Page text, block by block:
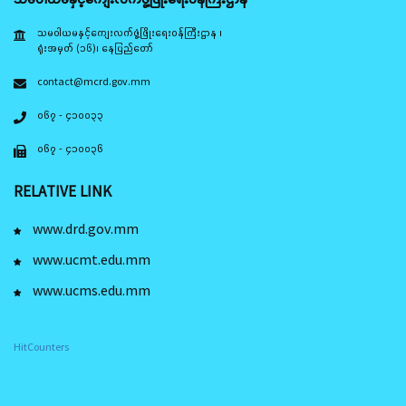
သမဝါယမနှင့်ကျေးလက်ဖွံ့ဖြိုးရေးဝန်ကြီးဌာန ၊
ရုံးအမှတ် (၁၆)၊ နေပြည်တော်
contact@mcrd.gov.mm
၀၆၇ - ၄၁၀၀၃၃
၀၆၇ - ၄၁၀၀၃၆
RELATIVE LINK
www.drd.gov.mm
www.ucmt.edu.mm
www.ucms.edu.mm
HitCounters